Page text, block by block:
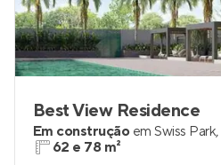
Best View Residence
Em construção em Swiss Park,
62 e 78 m²